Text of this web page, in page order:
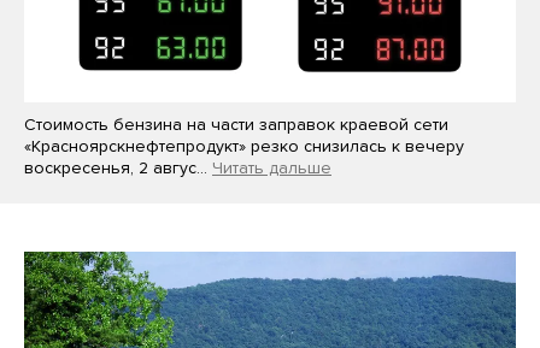
Стоимость бензина на части заправок краевой сети
«Красноярскнефтепродукт» резко снизилась к вечеру
воскресенья, 2 авгус… Читать дальше